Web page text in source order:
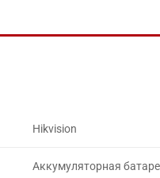
Hikvision
Аккумуляторная